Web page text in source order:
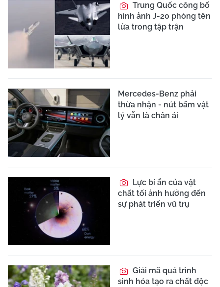
Trung Quốc công bố
hình ảnh J-20 phóng tên
lửa trong tập trận
Mercedes-Benz phải
thừa nhận - nút bấm vật
lý vẫn là chân ái
Lực bí ẩn của vật
chất tối ảnh hưởng đến
sự phát triển vũ trụ
Giải mã quá trình
sinh hóa tạo ra chất độc